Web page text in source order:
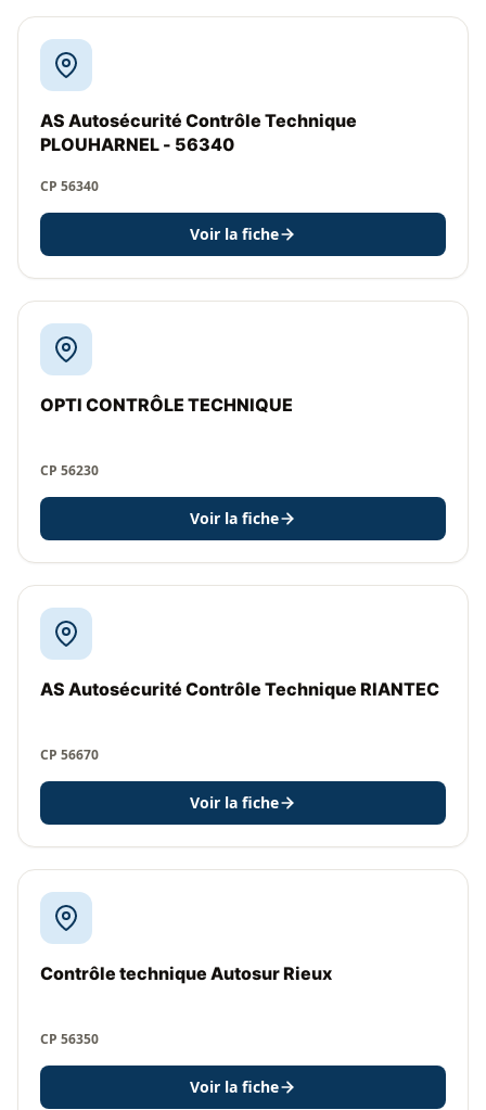
AS Autosécurité Contrôle Technique
PLOUHARNEL - 56340
CP 56340
Voir la fiche
OPTI CONTRÔLE TECHNIQUE
CP 56230
Voir la fiche
AS Autosécurité Contrôle Technique RIANTEC
CP 56670
Voir la fiche
Contrôle technique Autosur Rieux
CP 56350
Voir la fiche